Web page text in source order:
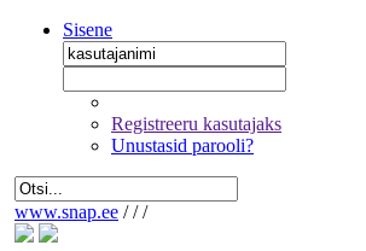
Sisene
Registreeru kasutajaks
Unustasid parooli?
www.snap.ee / / /